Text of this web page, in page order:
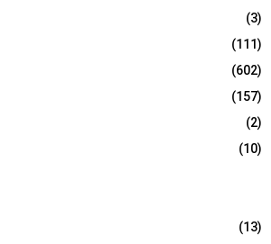
(3)
(111)
(602)
(157)
(2)
(10)
(13)